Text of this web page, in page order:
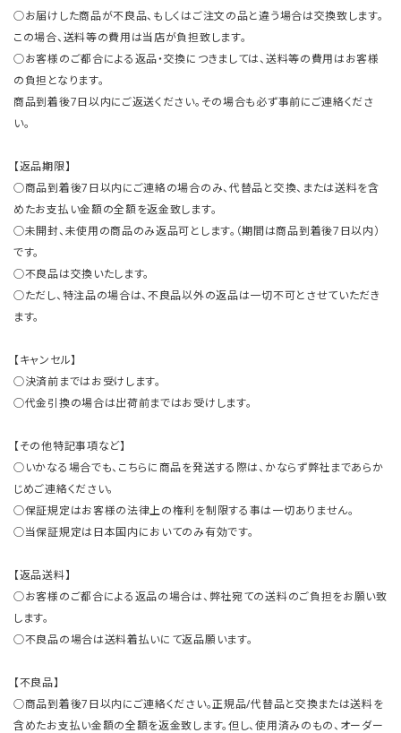
○お届けした商品が不良品、もしくはご注文の品と違う場合は交換致します。
この場合、送料等の費用は当店が負担致します。
○お客様のご都合による返品・交換につきましては、送料等の費用はお客様
の負担となります。
商品到着後7日以内にご返送ください。その場合も必ず事前にご連絡くださ
い。
【返品期限】
○商品到着後7日以内にご連絡の場合のみ、代替品と交換、または送料を含
めたお支払い金額の全額を返金致します。
○未開封、未使用の商品のみ返品可とします。（期間は商品到着後7日以内）
です。
○不良品は交換いたします。
○ただし、特注品の場合は、不良品以外の返品は一切不可とさせていただき
ます。
【キャンセル】
○決済前まではお受けします。
○代金引換の場合は出荷前まではお受けします。
【その他特記事項など】
○いかなる場合でも、こちらに商品を発送する際は、かならず弊社まであらか
じめご連絡ください。
○保証規定はお客様の法律上の権利を制限する事は一切ありません。
○当保証規定は日本国内においてのみ有効です。
【返品送料】
○お客様のご都合による返品の場合は、弊社宛ての送料のご負担をお願い致
します。
○不良品の場合は送料着払いにて返品願います。
【不良品】
○商品到着後7日以内にご連絡ください。正規品/代替品と交換または送料を
含めたお支払い金額の全額を返金致します。但し、使用済みのもの、オーダー